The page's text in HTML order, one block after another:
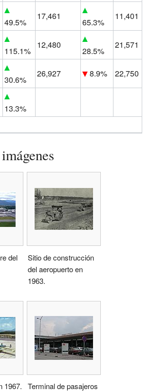
49.5%
17,461
65.3%
11,401
115.1%
12,480
28.5%
21,571
30.6%
26,927 8.9% 22,750
13.3%
del
Sitio de construcción
del aeropuerto en
1963.
1967.
Terminal de pasajeros